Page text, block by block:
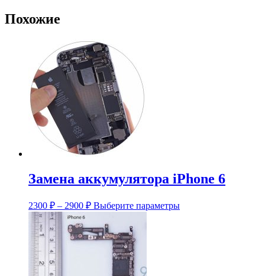
Похожие
Замена аккумулятора iPhone 6
2300 ₽ – 2900 ₽Диапазон
цен:
2300 ₽
–
2900 ₽
Выберите параметрыЭтот